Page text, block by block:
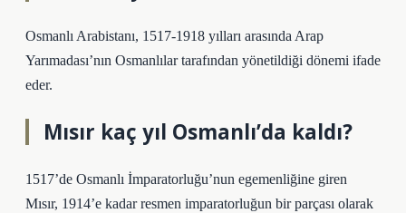
Osmanlı Arabistanı, 1517-1918 yılları arasında Arap
Yarımadası’nın Osmanlılar tarafından yönetildiği dönemi ifade
eder.
Mısır kaç yıl Osmanlı’da kaldı?
1517’de Osmanlı İmparatorluğu’nun egemenliğine giren
Mısır, 1914’e kadar resmen imparatorluğun bir parçası olarak